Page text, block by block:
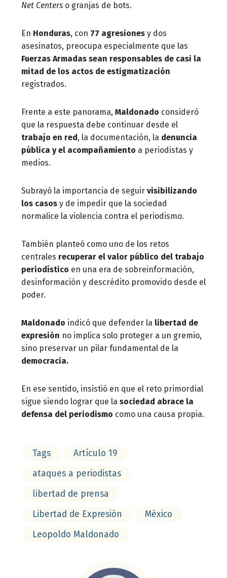
Net Centers o granjas de bots.
En Honduras, con 77 agresiones y dos
asesinatos, preocupa especialmente que las
Fuerzas Armadas sean responsables de casi la
mitad de los actos de estigmatización
registrados.
Frente a este panorama, Maldonado consideró
que la respuesta debe continuar desde el
trabajo en red, la documentación, la denuncia
pública y el acompañamiento a periodistas y
medios.
Subrayó la importancia de seguir visibilizando
los casos y de impedir que la sociedad
normalice la violencia contra el periodismo.
También planteó como uno de los retos
centrales recuperar el valor público del trabajo
periodístico en una era de sobreinformación,
desinformación y descrédito promovido desde el
poder.
Maldonado indicó que defender la libertad de
expresión no implica solo proteger a un gremio,
sino preservar un pilar fundamental de la
democracia.
En ese sentido, insistió en que el reto primordial
sigue siendo lograr que la sociedad abrace la
defensa del periodismo como una causa propia.
Tags
Artículo 19
ataques a periodistas
libertad de prensa
Libertad de Expresión
México
Leopoldo Maldonado